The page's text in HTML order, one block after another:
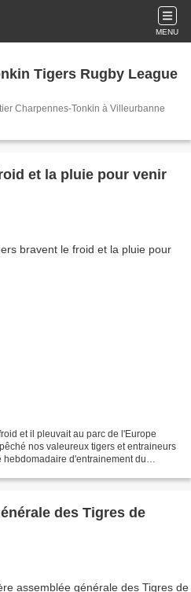
MENU
Tigers Rugby League
Charpennes-Tonkin à Villeurbanne
et la pluie pour venir
et il pleuvait au parc de l'Europe
nos valeureux tigers et entraineurs
d'entrainement du
des Tigres de